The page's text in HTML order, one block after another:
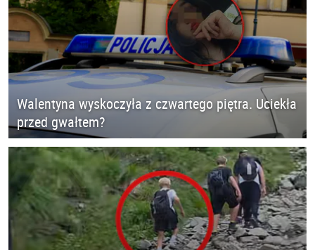
Walentyna wyskoczyła z czwartego piętra. Uciekła
przed gwałtem?